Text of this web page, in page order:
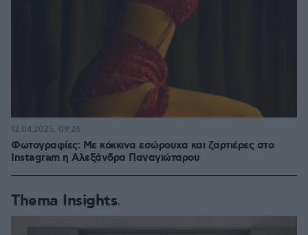
Φωτογραφίες: Με κόκκινα εσώρουχα και ζαρτιέρες στο
Instagram η Αλεξάνδρα Παναγιώταρου
12.04.2025, 09:26
Thema Insights